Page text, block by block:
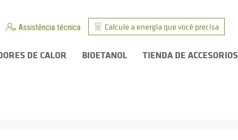
Assistência técnica Calcule a energia que você precisa
DE CALOR BIOETANOL TIENDA DE ACCESORIOS